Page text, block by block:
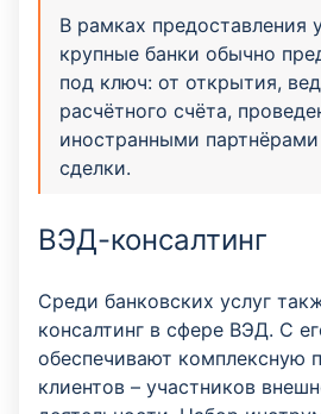
В рамках предоставления
крупные банки обычно
под ключ: от открытия,
расчётного счёта,
иностранными
сделки.
ВЭД-консалтинг
Среди банковских услуг
консалтинг в сфере ВЭД. С
обеспечивают комплексную
клиентов – участников